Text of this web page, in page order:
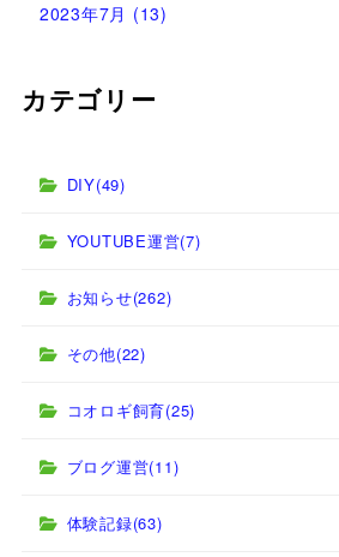
2023年7月 (13)
カテゴリー
DIY(49)
YOUTUBE運営(7)
お知らせ(262)
その他(22)
コオロギ飼育(25)
ブログ運営(11)
体験記録(63)